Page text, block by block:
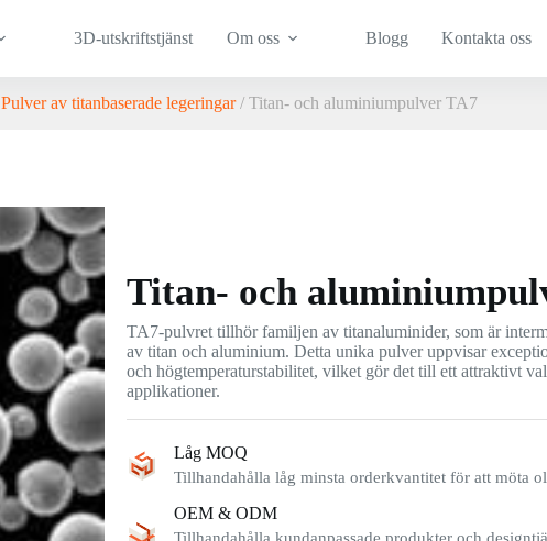
3D-utskriftstjänst Om oss Blogg Kontakta oss
Pulver av titanbaserade legeringar/ Titan- och aluminiumpulver TA7
Titan- och
TA7-pulvret tillhör familjen av titanaluminider, som är
av titan och aluminium. Detta unika pulver uppvisar
och högtemperaturstabilitet, vilket gör det till ett attraktivt
applikationer.
Låg MOQ
Tillhandahålla låg minsta orderkvantitet för att möta
OEM & ODM
Tillhandahålla kundanpassade produkter och